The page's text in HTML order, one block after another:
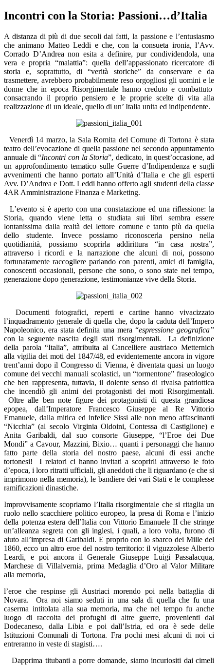
Incontri con la Storia: Passioni…d’Italia
A distanza di più di due secoli dai fatti, la passione e l’entusiasmo
che animano Matteo Leddi e che, con la consueta ironia, l’Avv.
Corrado D’Andrea non esita a definire, pur condividendola, una
vera e propria “malattia”: quella dell’appassionato ricercatore di
storia e, soprattutto, di “verità storiche” da conservare e da
trasmettere, avrebbero probabilmente reso orgogliosi gli uomini e le
donne che in epoca Risorgimentale hanno creduto e combattuto
consacrando il proprio pensiero e le proprie scelte di vita alla
realizzazione di un ideale, quello di un’ Italia unita ed indipendente.
Venerdì 14 marzo, la Sala Romita del Comune di Tortona è stata
teatro dell’evocazione di quella passione nel secondo appuntamento
annuale di “Incontri con la Storia”, dedicato, in quest’occasione, ad
un approfondimento tematico sulle Guerre d’Indipendenza e sugli
avvenimenti che hanno portato all’Unità d’Italia e che gli esperti
Avv. D’Andrea e Dott. Leddi hanno offerto agli studenti della classe
4AR Amministrazione Finanza e Marketing.
L’evento si è aperto con una constatazione ed una riflessione: la
Storia, quando viene letta o studiata sui libri sembra essere
lontanissima dalla realtà del lettore comune e tanto più da quella
dello studente. Invece possiamo riconoscerla persino nella
quotidianità, possiamo scoprirla addirittura “in casa nostra”,
attraverso i ricordi e la narrazione che alcuni di noi, possono
fortunatamente raccogliere parlando con parenti, amici di famiglia,
conoscenti occasionali, persone che sono, o sono state nel tempo,
generazione dopo generazione, testimonianze vive della Storia.
Documenti fotografici, reperti e cartine hanno vivacizzato
l’inquadramento generale di quella che, dopo la caduta dell’Impero
Napoleonico, era stata definita una mera “espressione geografica”
con la seguente nascita degli stati risorgimentali.
La definizione
della parola “Italia”, attribuita al Cancelliere austriaco Metternich
alla vigilia dei moti del 1847/48, ed evidentemente ancora in vigore
trent’anni dopo il Congresso di Vienna, è diventata quasi un luogo
comune dei vecchi manuali scolastici, un “tormentone” fraseologico
che ben rappresenta, tuttavia, il dolente senso di rivalsa patriottica
che incendiò gli animi dei protagonisti dei moti Risorgimentali.
Oltre alle ben note figure dei protagonisti di questa grandiosa
epopea, dall’Imperatore Francesco Giuseppe al Re Vittorio
Emanuele, dalla mitica ed infelice Sissi alle non meno affascinanti
“Nicchia” (al secolo Virginia Oldoini, Contessa di Castiglione) e
Anita Garibaldi, dal suo consorte Giuseppe, “l’Eroe dei Due
Mondi” a Cavour, Mazzini, Bixio… quanti i personaggi che hanno
fatto parte della storia del nostro paese, alcuni di essi anche
tortonesi!
I relatori ci hanno invitati a scoprirli attraverso le foto
d’epoca, i loro ritratti ufficiali, gli aneddoti che li riguardano (e che si
imprimono nella memoria), le bandiere dei vari Stati e le complesse
ramificazioni dinastiche.
Improvvisamente scopriamo l’Italia risorgimentale che si ritaglia un
ruolo nello scacchiere politico europeo, la presa di Roma e l’inizio
della potenza estera dell’Italia con Vittorio Emanuele II che stringe
un’alleanza segreta con gli inglesi, i quali, a loro volta, furono di
aiuto all’impresa di Garibaldi. E proprio con lo sbarco dei Mille del
1860, ecco un altro eroe del nostro territorio: il viguzzolese Alberto
Leardi, e poi ancora il Generale Giuseppe Luigi Passalacqua,
Marchese di Villalvernia, prima Medaglia d’Oro al Valor Militare
alla memoria,
l’eroe che respinse gli Austriaci morendo poi nella battaglia di
Novara.
Ora noi siamo seduti in una sala di quella che fu una
caserma intitolata alla sua memoria, ma che nel tempo fu anche
luogo di raccolta dei profughi di altre guerre, provenienti dal
Dodecaneso, dalla Libia e poi dall’Istria, ed ora è sede delle
Istituzioni Comunali di Tortona. Fra pochi mesi alcuni di noi ci
entreranno in veste di stagisti….
Dapprima titubanti a porre domande, siamo incuriositi dai cimeli